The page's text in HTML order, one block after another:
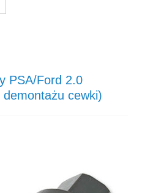
PSA/Ford 2.0
cewki)